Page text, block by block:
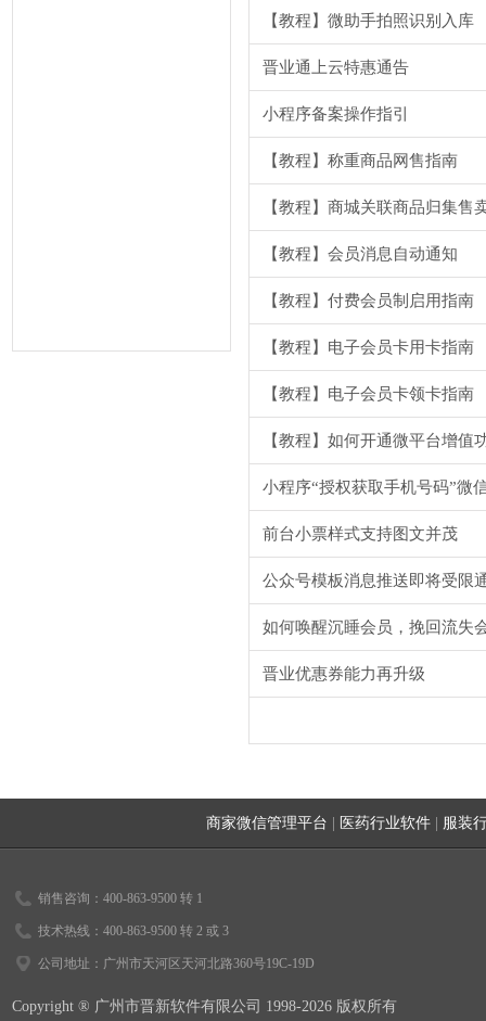
【教程】微助手拍照识别入库
晋业通上云特惠通告
小程序备案操作指引
【教程】称重商品网售指南
【教程】商城关联商品归集售
【教程】会员消息自动通知
【教程】付费会员制启用指南
【教程】电子会员卡用卡指南
【教程】电子会员卡领卡指南
【教程】如何开通微平台增值
小程序“授权获取手机号码”微
前台小票样式支持图文并茂
公众号模板消息推送即将受限
如何唤醒沉睡会员，挽回流失
晋业优惠券能力再升级
商家微信管理平台 医药行业软件| 服装
销售咨询：400-863-9500 转 1
技术热线：400-863-9500 转 2 或 3
公司地址：广州市天河区天河北路360号19C-19D
Copyright ® 广州市晋新软件有限公司 1998-2026 版权所有